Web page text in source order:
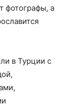
фотографы, а
в Турции с